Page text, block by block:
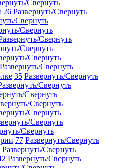
Свернуть
26 Развернуть/Свернуть
Свернуть
Свернуть
Свернуть
Свернуть
Свернуть
Развернуть/Свернуть
35 Развернуть/Свернуть
Свернуть
Свернуть
Свернуть
Свернуть
Свернуть
Свернуть
77 Развернуть/Свернуть
Развернуть/Свернуть
Развернуть/Свернуть